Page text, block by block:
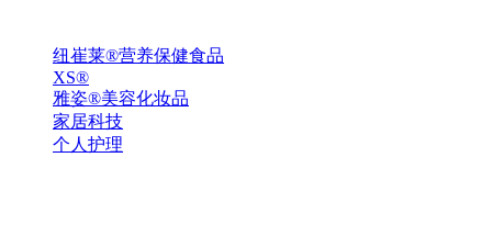
纽崔莱®营养保健食品
XS®
雅姿®美容化妆品
家居科技
个人护理